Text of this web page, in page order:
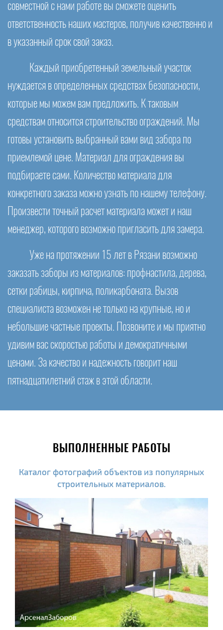
совместной с нами работе вы сможете оценить
ответственность наших мастеров, получив качественно и
в указанный срок свой заказ.
Каждый приобретенный земельный участок
нуждается в определенных средствах безопасности,
которые мы можем вам предложить. К таковым
средствам относится строительство ограждений. Мы
готовы установить выбранный вами вид забора по
приемлемой цене. Материал для ограждения вы
подбираете сами. Количество материала для
конкретного заказа можно узнать по нашему телефону.
Произвести точный расчет материала может и наш
менеджер, которого возможно пригласить для замера.
Уже на протяжении 15 лет в Рязани возможно
заказать заборы из материалов: профнастила, дерева,
сетки рабицы, кирпича, поликарбоната. Вызов
специалиста возможен не только на крупные, но и
небольшие частные проекты. Позвоните и мы приятно
удивим вас скоростью работы и демократичными
ценами. За качество и надежность говорит наш
пятнадцатилетний стаж в этой области.
ВЫПОЛНЕННЫЕ РАБОТЫ
Каталог фотографий объектов из популярных
строительных материалов.